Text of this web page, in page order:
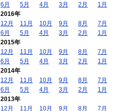
6月
5月 4月 3月 2月
1月
2016年
12月
11月 10月 9月 8月
7月
6月
5月 4月 3月 2月
1月
2015年
12月
11月 10月 9月 8月
7月
6月
5月 4月 3月 2月
1月
2014年
12月
11月 10月 9月 8月
7月
6月
5月 4月 3月 2月
1月
2013年
12月
11月 10月 9月 8月 7月